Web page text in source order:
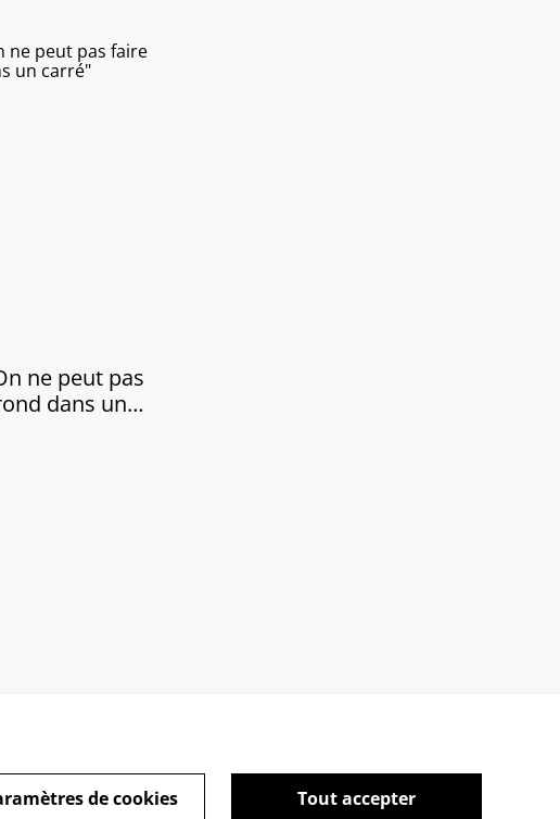
ne peut pas
dans un
de cookies
Information sur votreTout accepter
de cookies